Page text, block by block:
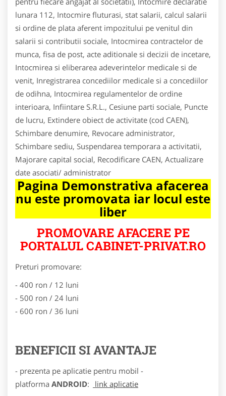
lunara 112, Intocmire fluturasi, stat salarii, calcul salarii
si ordine de plata aferent impozitului pe venitul din
salarii si contributii sociale, Intocmirea contractelor de
munca, fisa de post, acte aditionale si decizii de incetare,
Intocmirea si eliberarea adeverintelor medicale si de
venit, Inregistrarea concediilor medicale si a concediilor
de odihna, Intocmirea regulamentelor de ordine
interioara, Infiintare S.R.L., Cesiune parti sociale, Puncte
de lucru, Extindere obiect de activitate (cod CAEN),
Schimbare denumire, Revocare administrator,
Schimbare sediu, Suspendarea temporara a activitatii,
Majorare capital social, Recodificare CAEN, Actualizare
date asociati/ administrator
Pagina Demonstrativa afacerea
nu este promovata iar locul este
liber
PROMOVARE AFACERE PE
PORTALUL CABINET-PRIVAT.RO
Preturi promovare:
- 400 ron / 12 luni
- 500 ron / 24 luni
- 600 ron / 36 luni
BENEFICII SI AVANTAJE
- prezenta pe aplicatie pentru mobil -
platforma ANDROID:
link aplicatie